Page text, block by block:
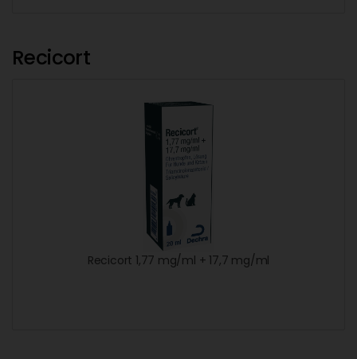
Recicort
Recicort 1,77 mg/ml + 17,7 mg/ml